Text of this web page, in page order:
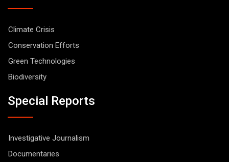
Climate Crisis
Conservation Efforts
Green Technologies
Biodiversity
Special Reports
Investigative Journalism
Documentaries